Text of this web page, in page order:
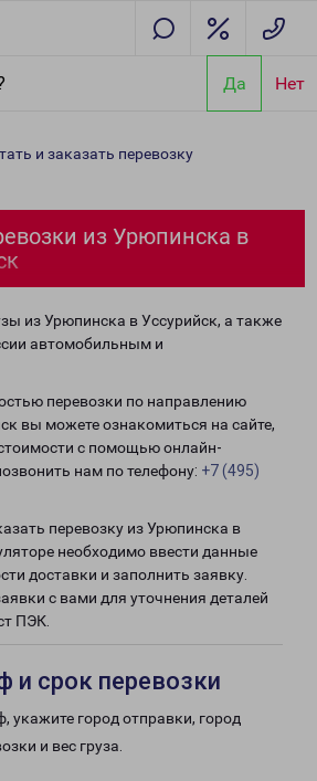
Да Нет
и заказать перевозку
из Урюпинска в
из Урюпинска в Уссурийск, а также
автомобильным и
перевозки по направлению
вы можете ознакомиться на сайте,
с помощью онлайн-
нам по телефону: +7 (495)
перевозку из Урюпинска в
необходимо ввести данные
доставки и заполнить заявку.
с вами для уточнения деталей
ПЭК.
и срок перевозки
укажите город отправки, город
и вес груза.